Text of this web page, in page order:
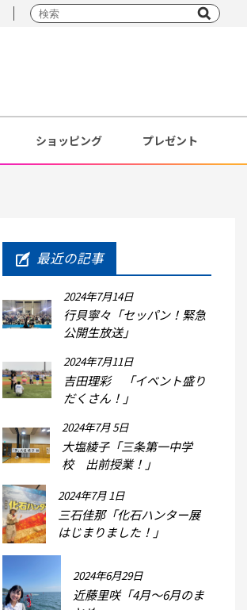
ショッピング プレゼント
最近の記事
2024年7月14日
行貝寧々「セッパン！緊急
公開生放送」
2024年7月11日
吉田理彩 「イベント盛り
だくさん！」
2024年7月 5日
大塩綾子「三条第一中学
校 出前授業！」
2024年7月 1日
三石佳那「化石ハンター展
はじまりました！」
2024年6月29日
近藤里咲「4月～6月のま